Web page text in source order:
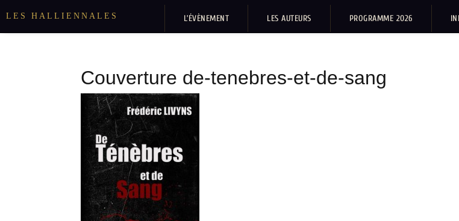
LES HALLIENNALES L’ÉVÈNEMENT LES AUTEURS PROGRAMME 2026
Couverture de-tenebres-et-de-sang